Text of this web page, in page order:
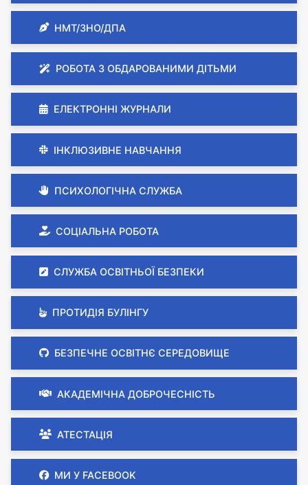
НМТ/ЗНО/ДПА
РОБОТА З ОБДАРОВАНИМИ ДІТЬМИ
ЕЛЕКТРОННІ ЖУРНАЛИ
ІНКЛЮЗИВНЕ НАВЧАННЯ
ПСИХОЛОГІЧНА СЛУЖБА
СОЦІАЛЬНА РОБОТА
СЛУЖБА ОСВІТНЬОЇ БЕЗПЕКИ
ПРОТИДІЯ БУЛІНГУ
БЕЗПЕЧНЕ ОСВІТНЄ СЕРЕДОВИЩЕ
АКАДЕМІЧНА ДОБРОЧЕСНІСТЬ
АТЕСТАЦІЯ
МИ У FACEBOOK